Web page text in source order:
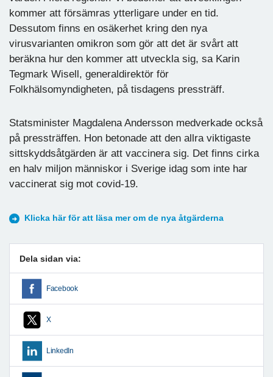
kommer att försämras ytterligare under en tid.
Dessutom finns en osäkerhet kring den nya
virusvarianten omikron som gör att det är svårt att
beräkna hur den kommer att utveckla sig, sa Karin
Tegmark Wisell, generaldirektör för
Folkhälsomyndigheten, på tisdagens pressträff.
Statsminister Magdalena Andersson medverkade också
på pressträffen. Hon betonade att den allra viktigaste
sittskyddsåtgärden är att vaccinera sig. Det finns cirka
en halv miljon människor i Sverige idag som inte har
vaccinerat sig mot covid-19.
Klicka här för att läsa mer om de nya åtgärderna
Dela sidan via:
Facebook
X
LinkedIn